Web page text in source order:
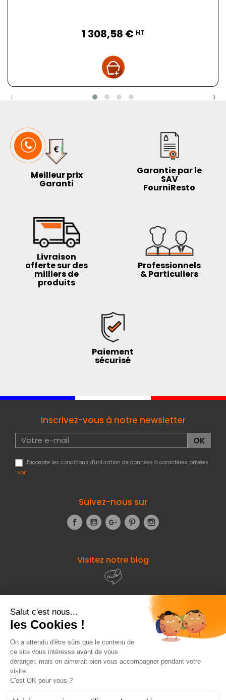
1 308,58 € HT
‹ ›
Meilleur prix
Garanti
Garantie par le
SAV
FourniResto
Livraison
offerte sur des
milliers de
produits
Professionnels
& Particuliers
Paiement
sécurisé
Inscrivez-vous à notre newsletter
J'accepte les conditions d'utilisation de données à caractères privées
: voir
Suivez-nous sur
FacebookYouTubeGoogle+Pinterest
Visitez notre blog
À propos de
Fourniresto
Entre vous et nous